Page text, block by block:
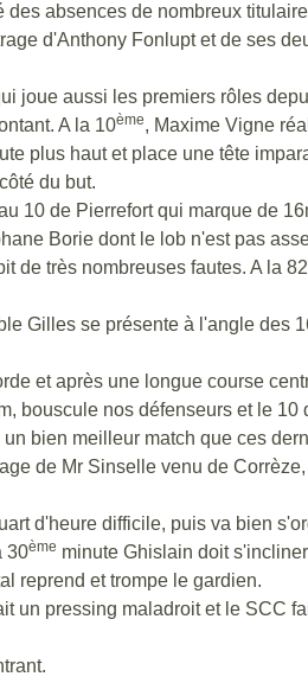
absences de nombreux
d'Anthony Fonlupt et de ses
joue aussi les premiers rôles
A la 10ème, Maxime Vigne
plus haut et place une tête
du but.
10 de Pierrefort qui marque de
Borie dont le lob n'est pas
de très nombreuses fautes. A la 82
Gilles se présente à l'angle des
et après une longue course
nos défenseurs et le
bien meilleur match que ces
de Mr Sinselle venu de
d'heure difficile, puis va bien
30ème minute Ghislain doit
reprend et trompe le gardien.
pressing maladroit et le SCC